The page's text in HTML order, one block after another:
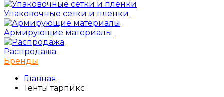
Упаковочные сетки и пленки
Армирующие материалы
Распродажа
Бренды
Главная
Тенты тарпикс